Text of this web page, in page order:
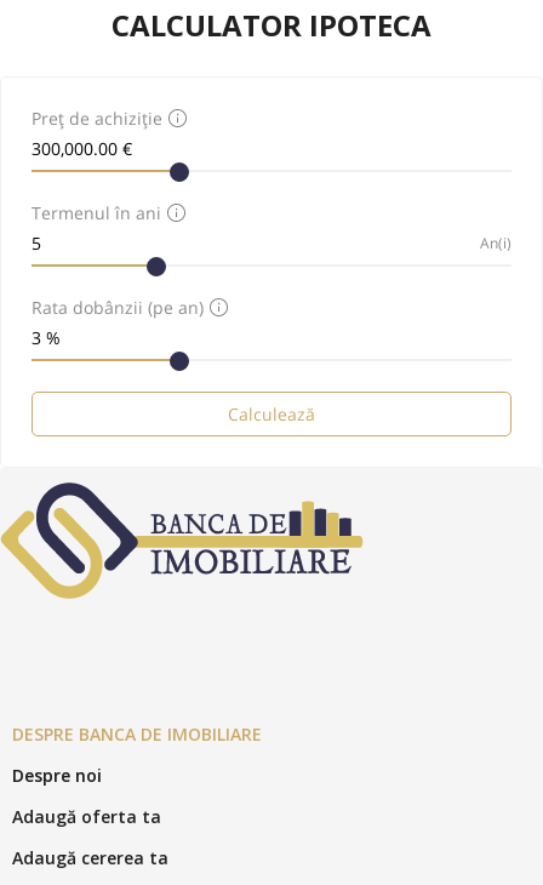
CALCULATOR IPOTECA
Preț de achiziție
Termenul în ani
An(i)
Rata dobânzii (pe an)
Calculează
DESPRE BANCA DE IMOBILIARE
Despre noi
Adaugă oferta ta
Adaugă cererea ta